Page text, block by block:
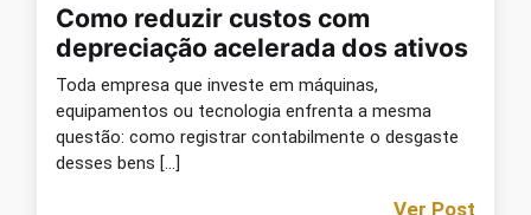
Como reduzir custos com
depreciação acelerada dos ativos
Toda empresa que investe em máquinas,
equipamentos ou tecnologia enfrenta a mesma
questão: como registrar contabilmente o desgaste
desses bens […]
Ver Post